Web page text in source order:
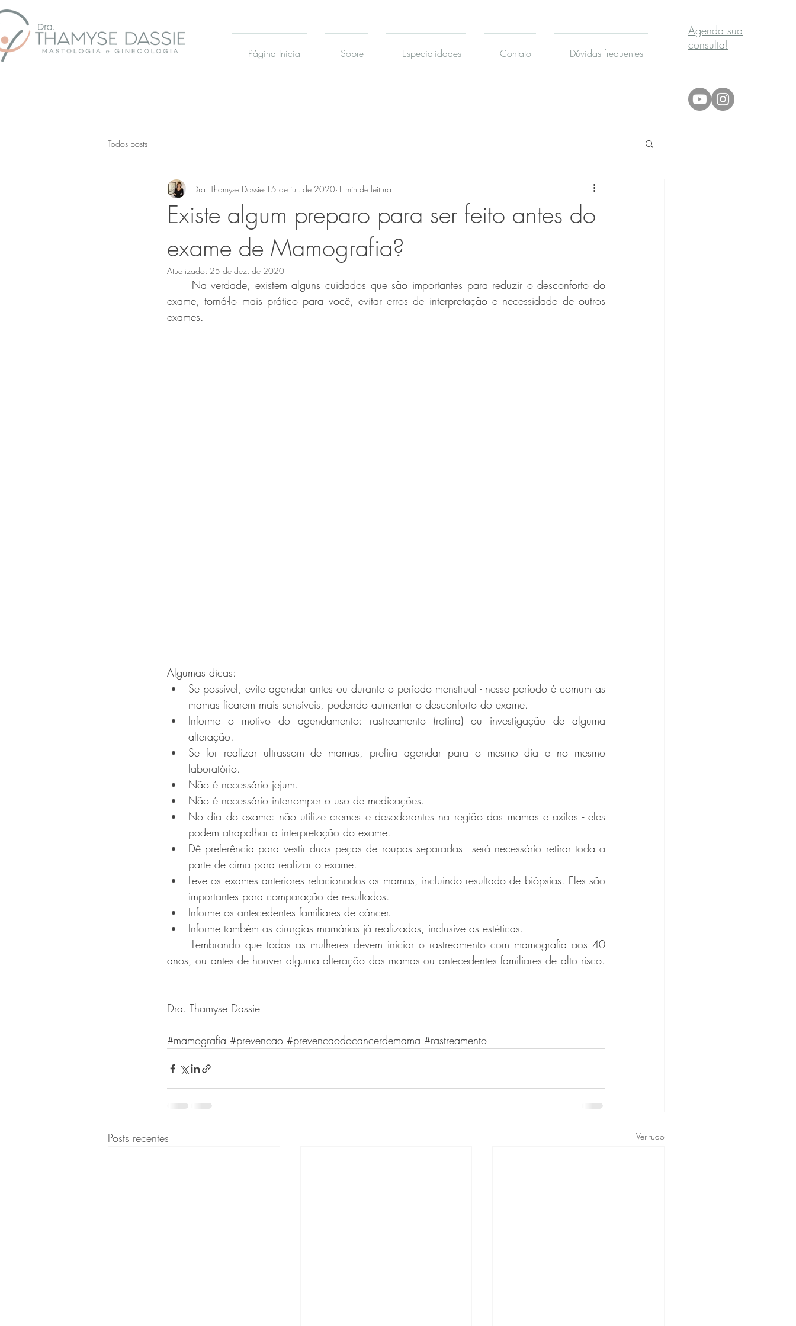
Página Inicial Sobre Especialidades Contato Dúvidas frequentes
Agenda sua
consulta!
Todos posts
Existe algum preparo para ser feito antes do
exame de Mamografia?
Dra. Thamyse Dassie 15 de jul. de 2020 1 min de leitura
Atualizado: 25 de dez. de 2020
Na verdade, existem alguns cuidados que são importantes para reduzir o desconforto do
exame, torná-lo mais prático para você, evitar erros de interpretação e necessidade de outros
exames.
⁣Algumas dicas:
Se possível, evite agendar antes ou durante o período menstrual - nesse período é comum as
mamas ficarem mais sensíveis, podendo aumentar o desconforto do exame.
Informe o motivo do agendamento: rastreamento (rotina) ou investigação de alguma
alteração.
Se for realizar ultrassom de mamas, prefira agendar para o mesmo dia e no mesmo
laboratório.
Não é necessário jejum.
Não é necessário interromper o uso de medicações.
No dia do exame: não utilize cremes e desodorantes na região das mamas e axilas - eles
podem atrapalhar a interpretação do exame.
Dê preferência para vestir duas peças de roupas separadas - será necessário retirar toda a
parte de cima para realizar o exame.
Leve os exames anteriores relacionados as mamas, incluindo resultado de biópsias. Eles são
importantes para comparação de resultados.
Informe os antecedentes familiares de câncer.
Informe também as cirurgias mamárias já realizadas, inclusive as estéticas.
Lembrando que todas as mulheres devem iniciar o rastreamento com mamografia aos 40
anos, ou antes de houver alguma alteração das mamas ou antecedentes familiares de alto risco.
Dra. Thamyse Dassie
#mamografia #prevencao #prevencaodocancerdemama #rastreamento
Posts recentes Ver tudo